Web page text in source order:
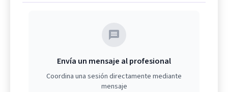
Envía un mensaje al profesional
Coordina una sesión directamente mediante
mensaje